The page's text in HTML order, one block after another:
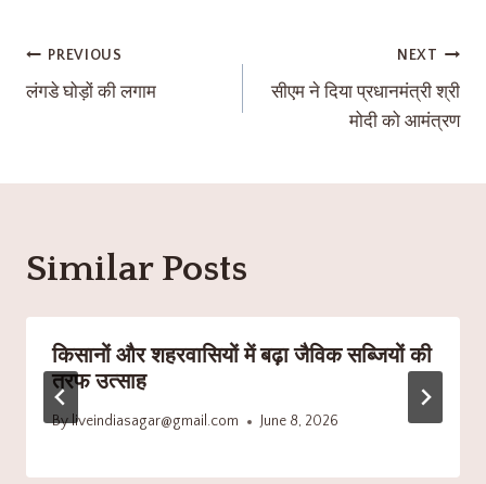
PREVIOUS
लंगडे घोड़ों की लगाम
NEXT
सीएम ने दिया प्रधानमंत्री श्री
मोदी को आमंत्रण
Similar Posts
किसानों और शहरवासियों में बढ़ा जैविक सब्जियों की
तरफ उत्साह
Byliveindiasagar@gmail.com June 8, 2026